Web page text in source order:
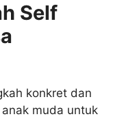
Self
konkret dan
muda untuk